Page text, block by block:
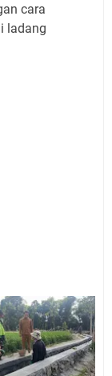
cara
ladang